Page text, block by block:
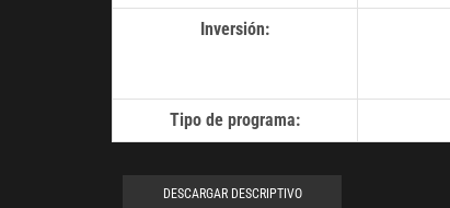
Inversión:
Tipo de programa:
DESCARGAR DESCRIPTIVO